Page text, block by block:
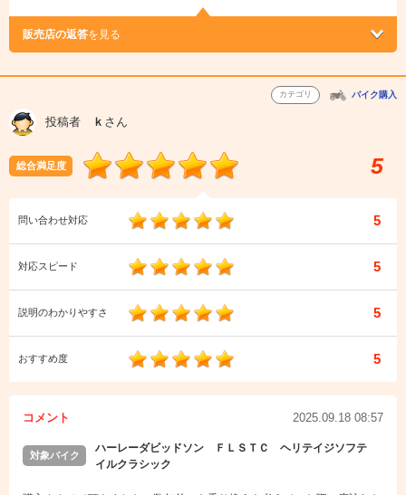
販売店の返答を見る
カテゴリ バイク購入
投稿者 ｋ さん
総合満足度 5
問い合わせ対応 5
対応スピード 5
説明のわかりやすさ 5
おすすめ度 5
コメント 2025.09.18 08:57
対象バイク
ハーレーダビッドソン ＦＬＳＴＣ ヘリテイジソフテ
イルクラシック